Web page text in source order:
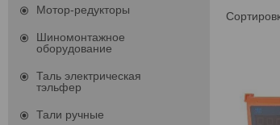
Мотор-редукторы
Шиномонтажное
оборудование
Таль электрическая
тэльфер
Тали ручные